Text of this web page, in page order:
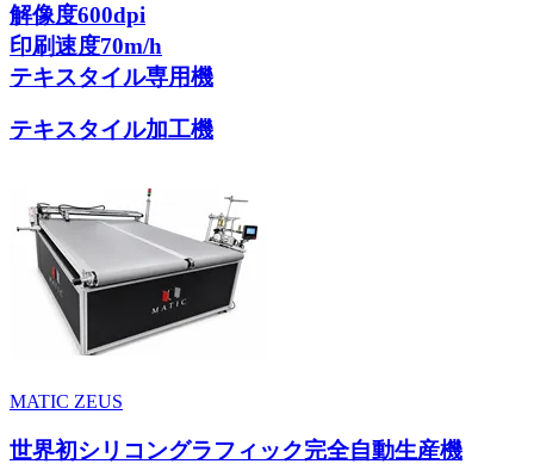
解像度600dpi
印刷速度70m/h
テキスタイル専用機
テキスタイル加工機
MATIC ZEUS
世界初シリコングラフィック完全自動生産機